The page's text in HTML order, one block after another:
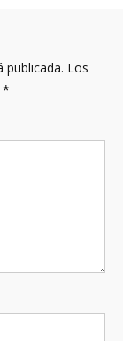
publicada. Los
*